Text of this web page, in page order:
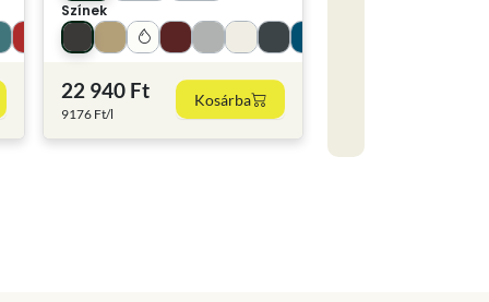
Színek
22 940 Ft
9176 Ft/l
Kosárba